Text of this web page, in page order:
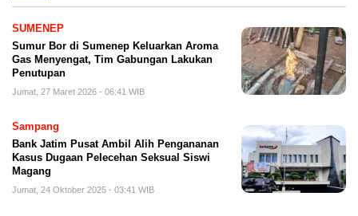
SUMENEP
Sumur Bor di Sumenep Keluarkan Aroma
Gas Menyengat, Tim Gabungan Lakukan
Penutupan
Jumat, 27 Maret 2026 - 06:41 WIB
Sampang
Bank Jatim Pusat Ambil Alih Pengananan
Kasus Dugaan Pelecehan Seksual Siswi
Magang
Jumat, 24 Oktober 2025 - 03:41 WIB